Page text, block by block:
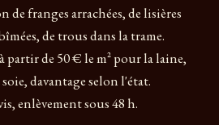
de franges arrachées, de lisières
de trous dans la trame.
partir de 50 € le m² pour la laine,
davantage selon l'état.
enlèvement sous 48 h.